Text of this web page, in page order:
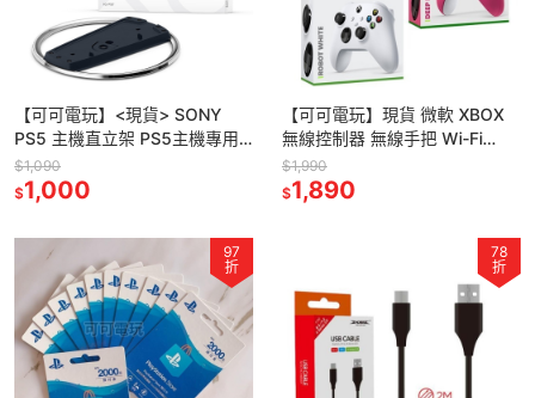
【可可電玩】<現貨> SONY
PS5 主機直立架 PS5主機專用
PS5 Slim主機必備配件
$1,090
$1,000
【可可電玩】現貨 微軟 XBOX
無線控制器 無線手把 Wi-Fi
Direct + 藍芽 雙無線連線 藍牙
無線手把
$1,990
$1,890
97
折
78
折